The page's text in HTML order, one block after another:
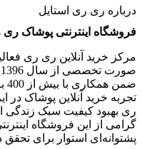
درباره ری ری استایل
فروشگاه اینترنتی پوشاک
مرکز خرید آنلاین ری ری
تجربه خرید آنلاین پوشاک در
ری بهبود کیفیت سبک
گرامی از این فروشگاه
پشتوانه‌ای استوار برای